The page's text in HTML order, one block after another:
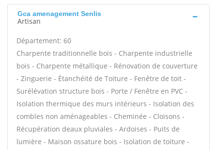
Gca amenagement Senlis
Artisan
Département: 60
Charpente traditionnelle bois - Charpente industrielle
bois - Charpente métallique - Rénovation de couverture
- Zinguerie - Étanchéité de Toiture - Fenêtre de toit -
Surélévation structure bois - Porte / Fenêtre en PVC -
Isolation thermique des murs intérieurs - Isolation des
combles non aménageables - Cheminée - Cloisons -
Récupération deaux pluviales - Ardoises - Puits de
lumière - Maison ossature bois - Isolation de toiture -